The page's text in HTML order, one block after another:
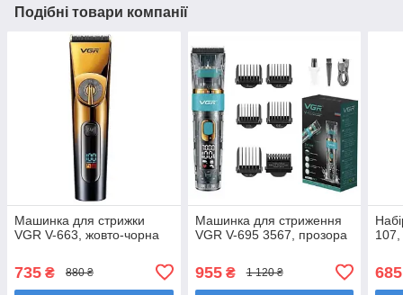
Подібні товари компанії
Машинка для стрижки
VGR V-663, жовто-чорна
735 ₴ 880 ₴
Машинка для стриження
VGR V-695 3567, прозора
955₴ 1 120 ₴ 685